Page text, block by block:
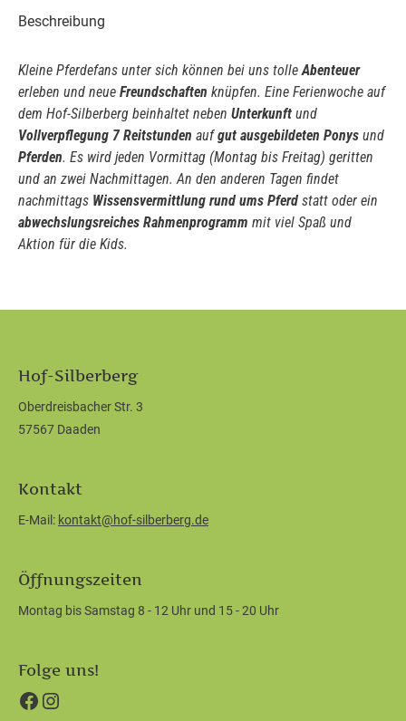
Beschreibung
Kleine Pferdefans unter sich können bei uns tolleAbenteuer
erleben und neue Freundschaften knüpfen. Eine Ferienwoche auf
dem Hof-Silberberg beinhaltet neben Unterkunft und
Vollverpflegung 7 Reitstunden aufgut ausgebildeten Ponys und
Pferden. Es wird jeden Vormittag (Montag bis Freitag) geritten
und an zwei Nachmittagen. An den anderen Tagen findet
nachmittags Wissensvermittlung rund ums Pferd statt oder ein
abwechslungsreiches Rahmenprogramm mit viel Spaß und
Aktion für die Kids.
Hof-Silberberg
Oberdreisbacher Str. 3
57567 Daaden
Kontakt
E-Mail: kontakt@hof-silberberg.de
Öffnungszeiten
Montag bis Samstag 8 - 12 Uhr und 15 - 20 Uhr
Folge uns!
Facebook
Instagram